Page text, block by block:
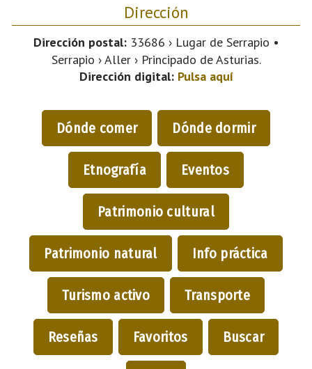
Dirección
Dirección postal:33686 › Lugar de Serrapio •
Serrapio › Aller › Principado de Asturias.
Dirección digital: Pulsa aquí
Dónde comer Dónde dormir
Etnografía Eventos
Patrimonio cultural
Patrimonio natural Info práctica
Turismo activo Transporte
Reseñas Favoritos Buscar